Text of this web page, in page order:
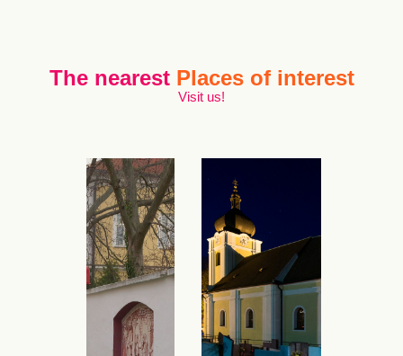
The nearest Places of interest
Visit us!